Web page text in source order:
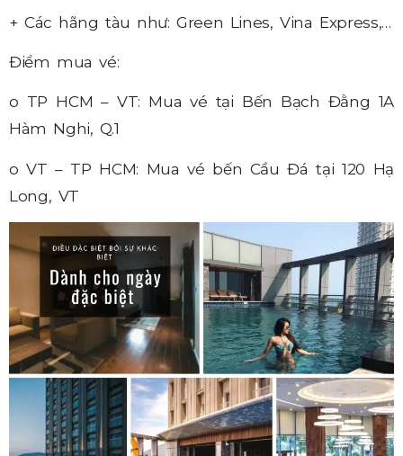
+ Các hãng tàu như: Green Lines, Vina Express,…
Điểm mua vé:
o TP HCM – VT: Mua vé tại Bến Bạch Đằng 1A
Hàm Nghi, Q.1
o VT – TP HCM: Mua vé bến Cầu Đá tại 120 Hạ
Long, VT